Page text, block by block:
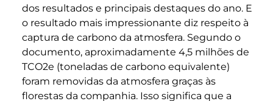
dos resultados e principais destaques do ano. E
o resultado mais impressionante diz respeito à
captura de carbono da atmosfera. Segundo o
documento, aproximadamente 4,5 milhões de
TCO2e (toneladas de carbono equivalente)
foram removidas da atmosfera graças às
florestas da companhia. Isso significa que a